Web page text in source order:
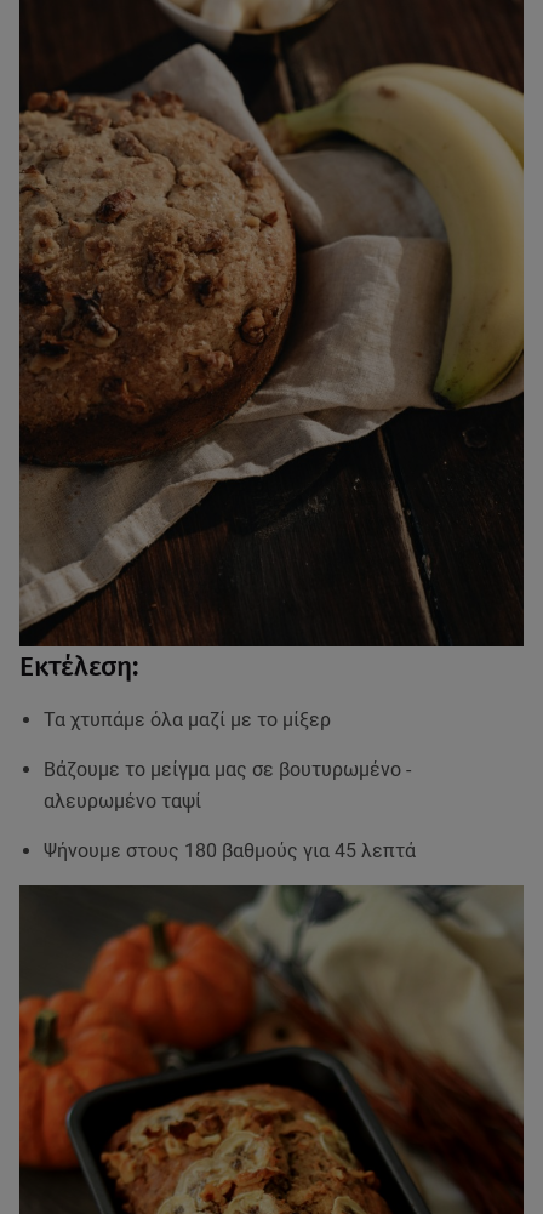
Εκτέλεση:
Τα χτυπάμε όλα μαζί με το μίξερ
Βάζουμε το μείγμα μας σε βουτυρωμένο -
αλευρωμένο ταψί
Ψήνουμε στους 180 βαθμούς για 45 λεπτά